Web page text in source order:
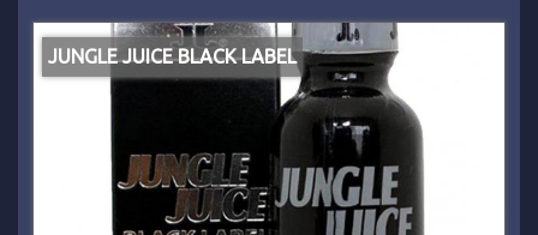
JUNGLE JUICE BLACK LABEL